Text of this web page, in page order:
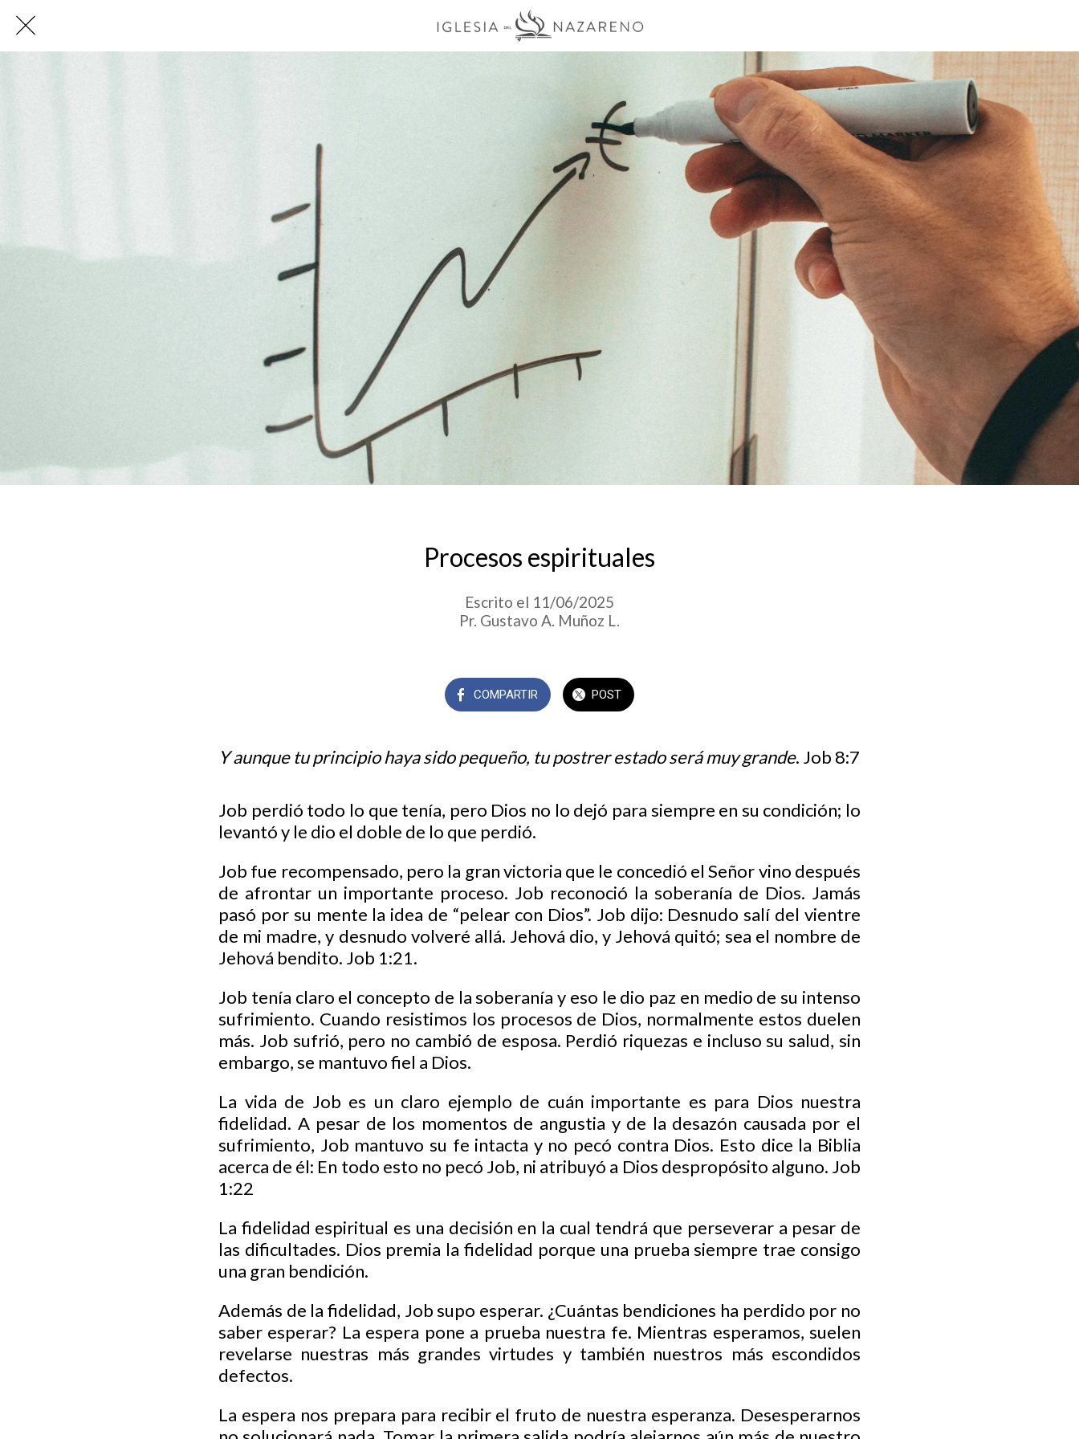
Procesos espirituales
Escrito el 11/06/2025
Pr. Gustavo A. Muñoz L.
COMPARTIR POST
Y aunque tu principio haya sido pequeño, tu postrer estado será muy grande. Job 8:7
Job perdió todo lo que tenía, pero Dios no lo dejó para siempre en su condición; lo
levantó y le dio el doble de lo que perdió.
Job fue recompensado, pero la gran victoria que le concedió el Señor vino después
de afrontar un importante proceso. Job reconoció la soberanía de Dios. Jamás
pasó por su mente la idea de “pelear con Dios”. Job dijo: Desnudo salí del vientre
de mi madre, y desnudo volveré allá. Jehová dio, y Jehová quitó; sea el nombre de
Jehová bendito. Job 1:21.
Job tenía claro el concepto de la soberanía y eso le dio paz en medio de su intenso
sufrimiento. Cuando resistimos los procesos de Dios, normalmente estos duelen
más. Job sufrió, pero no cambió de esposa. Perdió riquezas e incluso su salud, sin
embargo, se mantuvo fiel a Dios.
La vida de Job es un claro ejemplo de cuán importante es para Dios nuestra
fidelidad. A pesar de los momentos de angustia y de la desazón causada por el
sufrimiento, Job mantuvo su fe intacta y no pecó contra Dios. Esto dice la Biblia
acerca de él: En todo esto no pecó Job, ni atribuyó a Dios despropósito alguno. Job
1:22
La fidelidad espiritual es una decisión en la cual tendrá que perseverar a pesar de
las dificultades. Dios premia la fidelidad porque una prueba siempre trae consigo
una gran bendición.
Además de la fidelidad, Job supo esperar. ¿Cuántas bendiciones ha perdido por no
saber esperar? La espera pone a prueba nuestra fe. Mientras esperamos, suelen
revelarse nuestras más grandes virtudes y también nuestros más escondidos
defectos.
La espera nos prepara para recibir el fruto de nuestra esperanza. Desesperarnos